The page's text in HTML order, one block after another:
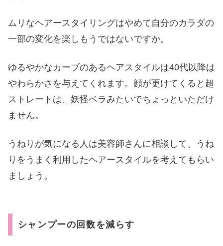
ムリなヘアースタイリングはやめて自分のカラダの
一部の変化を楽しもうではないですか。
ゆるやかなカーブのあるヘアスタイルは40代以降は
やわらかさを与えてくれます。顔が更けてくると超
ストレートは、妖怪ベラみたいでちょっといただけ
ません。
うねりが気になる人は美容師さんに相談して、うね
りをうまく利用したヘアースタイルを考えてもらい
ましょう。
シャンプーの回数を減らす